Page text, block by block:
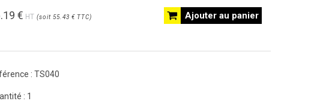
Ajouter au panier
€ HT (soit 55.43 € TTC)
: TS040
: 1